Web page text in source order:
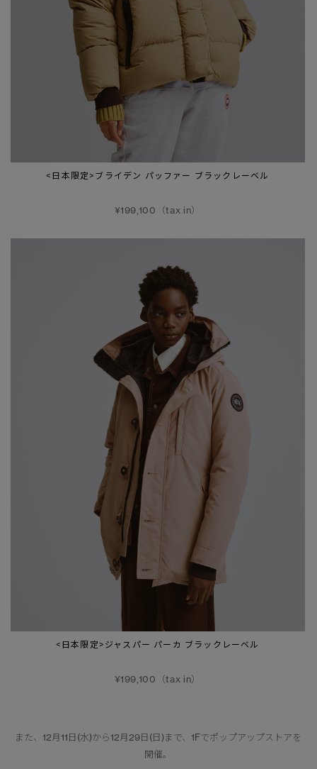
<日本限定>ブライデン パッファー ブラックレーベル
¥199,100（tax in）
<日本限定>ジャスパー パーカ ブラックレーベル
¥199,100（tax in）
また、12月11日(水)から12月29日(日)まで、1Fでポップアップストアを
開催。